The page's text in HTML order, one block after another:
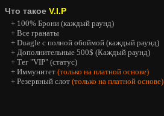
Что такое V.I.P
+ 100% Брони (каждый раунд)
+ Все гранаты
+ Duagle с полной обоймой (каждый раунд)
+ Дополнительные 500$ (Каждый раунд)
+ Тег "VIP" (статус)
+ Иммунитет (только на платной основе)
+ Резервный слот (только на платной основе)